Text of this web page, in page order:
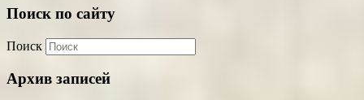
Поиск по сайту
Поиск
Архив записей